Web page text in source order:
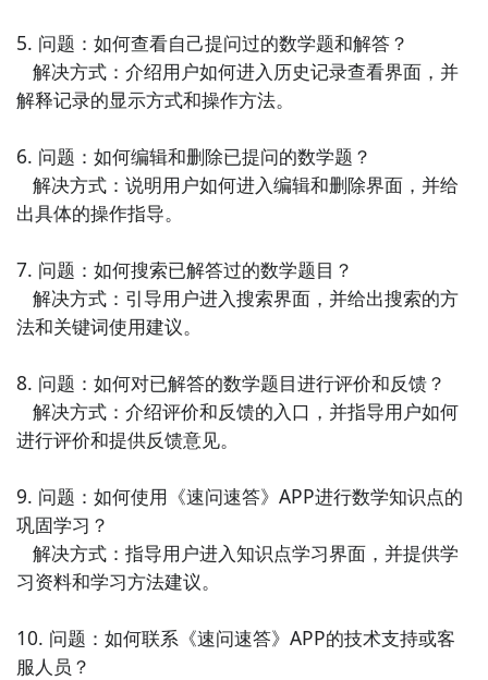
10. 《学霸日记》
提供学习笔记、复习计划和学科知识整理，帮助用户系
统地记录和回顾学习内容，提高学科水平。
5. 问题：如何查看自己提问过的数学题和解答？
解释记录的显示方式和操作方法。
6. 问题：如何编辑和删除已提问的数学题？
出具体的操作指导。
7. 问题：如何搜索已解答过的数学题目？
法和关键词使用建议。
8. 问题：如何对已解答的数学题目进行评价和反馈？
进行评价和提供反馈意见。
9. 问题：如何使用《速问速答》APP进行数学知识点的
巩固学习？
习资料和学习方法建议。
10. 问题：如何联系《速问速答》APP的技术支持或客
服人员？